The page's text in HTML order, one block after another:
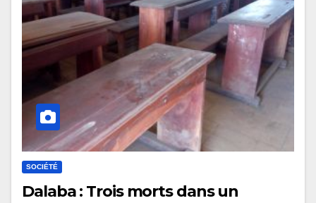
SOCIÉTÉ
Dalaba : Trois morts dans un